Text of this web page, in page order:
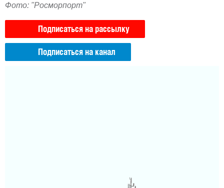
Фото: "Росморпорт"
Подписаться на рассылку
Подписаться на канал